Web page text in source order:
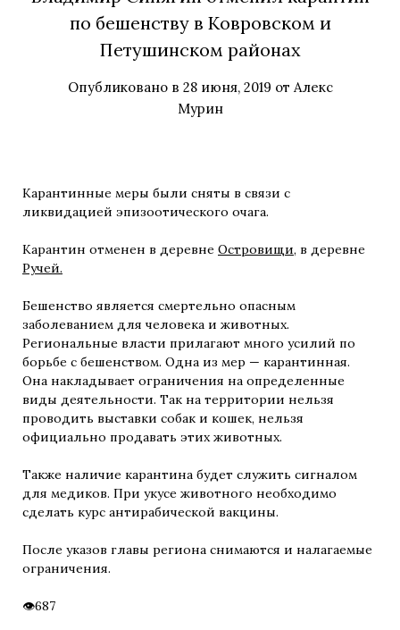
по бешенству в Ковровском и
Петушинском районах
Опубликовано в 28 июня, 2019 от Алекс
Мурин
Карантинные меры были сняты в связи с
ликвидацией эпизоотического очага.
Карантин отменен в деревне Островищи, в деревне
Ручей.
Бешенство является смертельно опасным
заболеванием для человека и животных.
Региональные власти прилагают много усилий по
борьбе с бешенством. Одна из мер — карантинная.
Она накладывает ограничения на определенные
виды деятельности. Так на территории нельзя
проводить выставки собак и кошек, нельзя
официально продавать этих животных.
Также наличие карантина будет служить сигналом
для медиков. При укусе животного необходимо
сделать курс антирабической вакцины.
После указов главы региона снимаются и налагаемые
ограничения.
687